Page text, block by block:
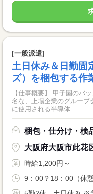
[一般派遣]
土日休み＆日勤固
ズ）を梱包する
【仕事概要】 甲子園のバ
名な、上場企業のグルー
に使用される半導体...
梱包・仕分け・検
大阪府大阪市此花
時給1,200円～
9：00？18：00（休